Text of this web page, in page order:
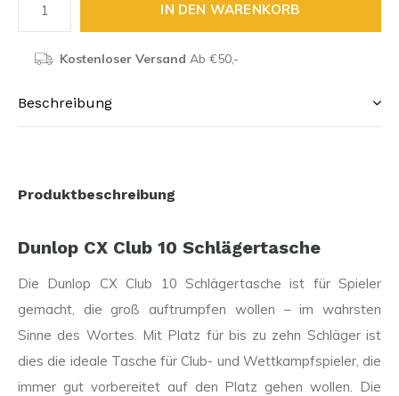
IN DEN WARENKORB
Kostenloser Versand Ab €50,-
Beschreibung
Produktbeschreibung
Dunlop CX Club 10 Schlägertasche
Die Dunlop CX Club 10 Schlägertasche ist für Spieler
gemacht, die groß auftrumpfen wollen – im wahrsten
Sinne des Wortes. Mit Platz für bis zu zehn Schläger ist
dies die ideale Tasche für Club- und Wettkampfspieler, die
immer gut vorbereitet auf den Platz gehen wollen. Die